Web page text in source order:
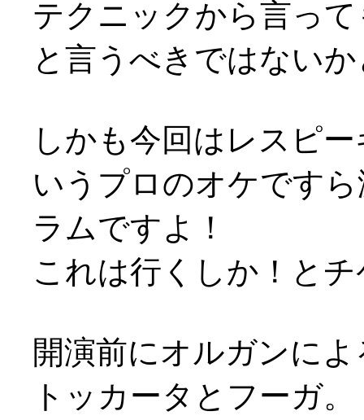
テクニックから言っ
と言うべきではない
しかも今回はレスピ
いうプロのオケです
ラムですよ！
これは行くしか！と
開演前にオルガンに
トッカータとフーガ。